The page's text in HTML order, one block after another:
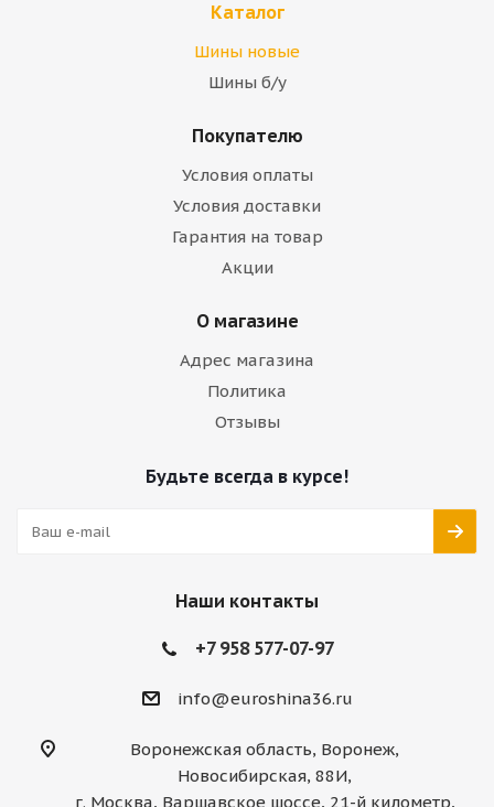
Каталог
Шины новые
Шины б/у
Покупателю
Условия оплаты
Условия доставки
Гарантия на товар
Акции
О магазине
Адрес магазина
Политика
Отзывы
Будьте всегда в курсе!
Наши контакты
+7 958 577-07-97
info@euroshina36.ru
Воронежская область, Воронеж,
Новосибирская, 88И,
г. Москва, Варшавское шоссе, 21-й километр,